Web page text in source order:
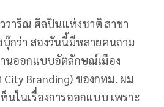
วาริณ ศิลปินแห่งชาติ สาขา
กว่า สองวันนี้มีหลายคนถาม
านออกแบบอัตลักษณ์เมือง
City Branding) ของกทม. ผม
นในเรื่องการออกแบบ เพราะ